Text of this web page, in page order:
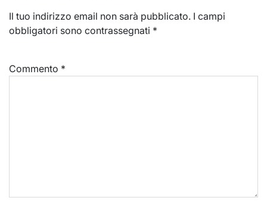
Il tuo indirizzo email non sarà pubblicato. I campi
obbligatori sono contrassegnati *
Commento *